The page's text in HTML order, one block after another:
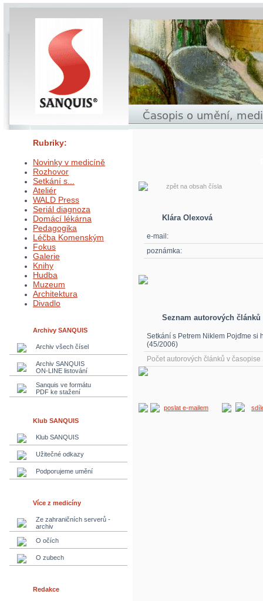
Rubriky:
Novinky v medicíně
Rozhovor
Setkání s...
Ateliér
WALD Press
Seriál diagnoza
Domácí lékárna
Pedagogika
Léčba Komenským
Fokus
Galerie
Knihy
Hudba
Muzeum
Architektura
Divadlo
Archivy SANQUIS
Archiv všech čísel
Archiv SANQUIS
ON-LINE listování
Sanquis ve formátu
PDF ke stažení
Klub SANQUIS
Klub SANQUIS
Užitečné odkazy
Podporujeme umění
Více z medicíny
Ze zahraničních serverů -
archiv
O očích
O zubech
Redakce
zpět na obsah čísla
Klára Olexová
e-mail:
poznámka:
Seznam autorových článků
Setkání s Petrem Niklem Pojďme si
(45/2006)
Počet autorových článků v časopise
poslat e-mailem